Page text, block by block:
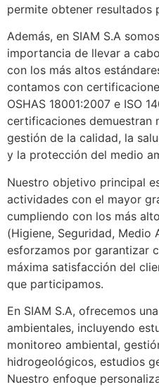
permite obtener resultados
Además, en SIAM S.A
importancia de llevar a
con los más altos
contamos con
OSHAS 18001:2007 e ISO
certificaciones demuestran
gestión de la calidad, la
y la protección del medio
Nuestro objetivo principal
actividades con el mayor
cumpliendo con los más
(Higiene, Seguridad, Medio
esforzamos por garantizar
máxima satisfacción del
que participamos.
En SIAM S.A, ofrecemos
ambientales, incluyendo
monitoreo ambiental,
hidrogeológicos, estudios
Nuestro enfoque